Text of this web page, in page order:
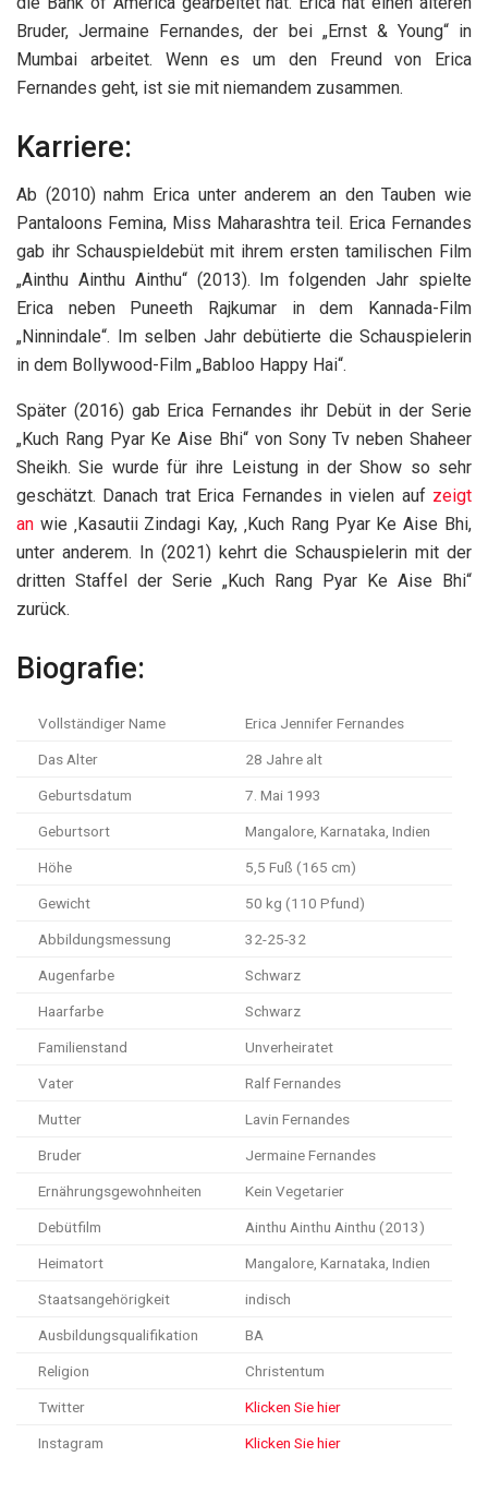
Bruder, Jermaine Fernandes, der bei „Ernst & Young“ in
Mumbai arbeitet. Wenn es um den Freund von Erica
Fernandes geht, ist sie mit niemandem zusammen.
Karriere:
Ab (2010) nahm Erica unter anderem an den Tauben wie
Pantaloons Femina, Miss Maharashtra teil. Erica Fernandes
gab ihr Schauspieldebüt mit ihrem ersten tamilischen Film
„Ainthu Ainthu Ainthu“ (2013). Im folgenden Jahr spielte
Erica neben Puneeth Rajkumar in dem Kannada-Film
„Ninnindale“. Im selben Jahr debütierte die Schauspielerin
in dem Bollywood-Film „Babloo Happy Hai“.
Später (2016) gab Erica Fernandes ihr Debüt in der Serie
„Kuch Rang Pyar Ke Aise Bhi“ von Sony Tv neben Shaheer
Sheikh. Sie wurde für ihre Leistung in der Show so sehr
geschätzt. Danach trat Erica Fernandes in vielen auf zeigt
an wie ‚Kasautii Zindagi Kay, ‚Kuch Rang Pyar Ke Aise Bhi,
unter anderem. In (2021) kehrt die Schauspielerin mit der
dritten Staffel der Serie „Kuch Rang Pyar Ke Aise Bhi“
zurück.
Biografie:
Vollständiger Name Erica Jennifer Fernandes
Das Alter 28 Jahre alt
Geburtsdatum 7. Mai 1993
Geburtsort Mangalore, Karnataka, Indien
Höhe 5,5 Fuß (165 cm)
Gewicht 50 kg (110 Pfund)
Abbildungsmessung 32-25-32
Augenfarbe Schwarz
Haarfarbe Schwarz
Familienstand Unverheiratet
Vater Ralf Fernandes
Mutter Lavin Fernandes
Bruder Jermaine Fernandes
Ernährungsgewohnheiten Kein Vegetarier
Debütfilm Ainthu Ainthu Ainthu (2013)
Heimatort Mangalore, Karnataka, Indien
Staatsangehörigkeit indisch
Ausbildungsqualifikation BA
Religion Christentum
Twitter Klicken Sie hier
Instagram Klicken Sie hier